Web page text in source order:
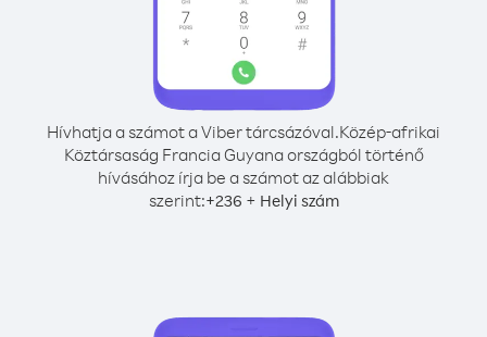
Hívhatja a számot a Viber tárcsázóval.Közép-afrikai
Köztársaság Francia Guyana országból történő
hívásához írja be a számot az alábbiak
szerint:+236 + Helyi szám